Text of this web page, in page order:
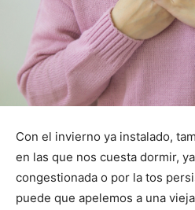
Con el invierno ya instalado,
en las que nos cuesta dormir,
congestionada o por la tos
puede que apelemos a una